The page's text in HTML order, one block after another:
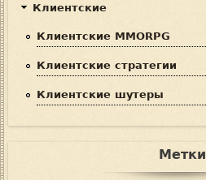
Клиентские
Клиентские MMORPG
Клиентские стратегии
Клиентские шутеры
Метки